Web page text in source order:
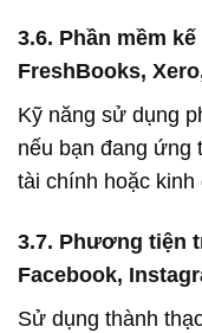
3.6. Phần mềm
FreshBooks,
Kỹ năng sử dụng
nếu bạn đang ứng
tài chính hoặc kinh
3.7. Phương tiện
Facebook,
Sử dụng thành